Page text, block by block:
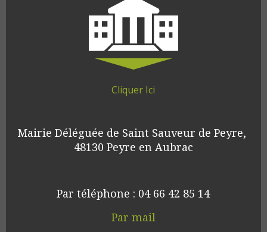
Cliquer Ici
Mairie Déléguée de Saint Sauveur de Peyre,
48130 Peyre en Aubrac
Par téléphone : 04 66 42 85 14
Par mail